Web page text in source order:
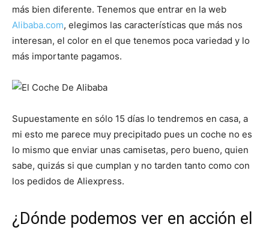
más bien diferente. Tenemos que entrar en la web
Alibaba.com, elegimos las características que más nos
interesan, el color en el que tenemos poca variedad y lo
más importante pagamos.
Supuestamente en sólo 15 días lo tendremos en casa, a
mi esto me parece muy precipitado pues un coche no es
lo mismo que enviar unas camisetas, pero bueno, quien
sabe, quizás si que cumplan y no tarden tanto como con
los pedidos de Aliexpress.
¿Dónde podemos ver en acción el